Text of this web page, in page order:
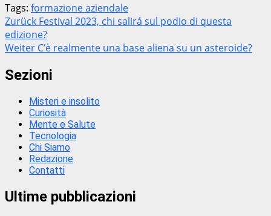
Tags: formazione aziendale
Beitragsnavigation
Zurück Festival 2023, chi salirá sul podio di questa
edizione?
Weiter C’è realmente una base aliena su un asteroide?
Sezioni
Misteri e insolito
Curiosità
Mente e Salute
Tecnologia
Chi Siamo
Redazione
Contatti
Ultime pubblicazioni